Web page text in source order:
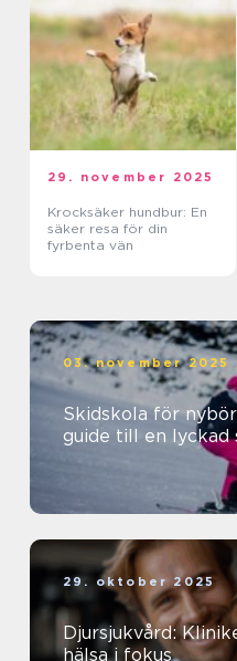
29. november 2025
Krocksäker hundbur: En
säker resa för din
fyrbenta vän
03. november 2025
Skidskola för
guide till en lyckad
29. oktober 2025
Djursjukvård:
hälsa i fokus